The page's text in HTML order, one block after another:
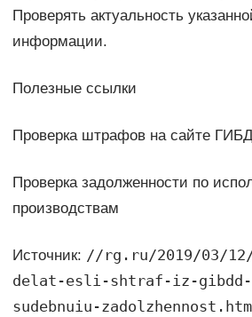
Проверять актуальность
информации.
Полезные ссылки
Проверка штрафов на сайте
Проверка задолженности по
производствам
Источник: //rg.ru/2019/03/
delat-esli-shtraf-iz-
sudebnuiu-